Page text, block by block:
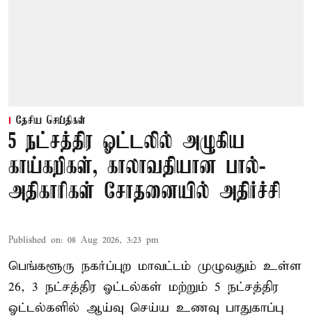
தேசிய செய்திகள்
5 நட்சத்திர ஓட்டலில் அழுகிய
காய்கறிகள், காலாவதியான பால்-
அதிகாரிகள் சோதனையில் அதிர்ச்சி
Published on: 08 Aug 2026, 3:23 pm
பெங்களூரு நகர்ப்புற மாவட்டம் முழுவதும் உள்ள
26, 3 நட்சத்திர ஓட்டல்கள் மற்றும் 5 நட்சத்திர
ஓட்டல்களில் ஆய்வு செய்ய உணவு பாதுகாப்பு